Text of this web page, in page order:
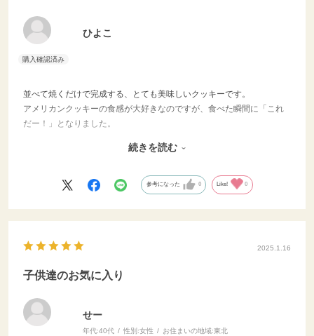
ひよこ
並べて焼くだけで完成する、とても美味しいクッキーです。
アメリカンクッキーの食感が大好きなのですが、食べた瞬間に「これ
だー！」となりました。
続きを読む
参考になった 0 Like! 0
2025.1.16
子供達のお気に入り
せー
年代:40代 性別:女性 お住まいの地域:東北